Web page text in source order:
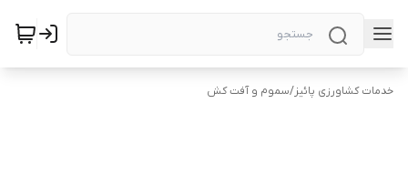
خدمات کشاورزی پائیز/سموم و آفت کش